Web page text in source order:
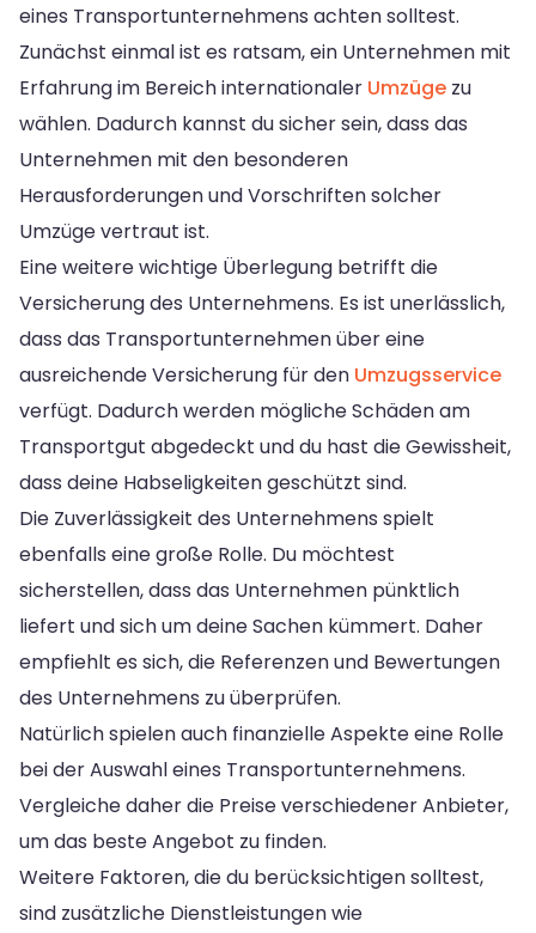
eines Transportunternehmens achten solltest.
Zunächst einmal ist es ratsam, ein Unternehmen mit
Erfahrung im Bereich internationaler Umzüge zu
wählen. Dadurch kannst du sicher sein, dass das
Unternehmen mit den besonderen
Herausforderungen und Vorschriften solcher
Umzüge vertraut ist.
Eine weitere wichtige Überlegung betrifft die
Versicherung des Unternehmens. Es ist unerlässlich,
dass das Transportunternehmen über eine
ausreichende Versicherung für den Umzugsservice
verfügt. Dadurch werden mögliche Schäden am
Transportgut abgedeckt und du hast die Gewissheit,
dass deine Habseligkeiten geschützt sind.
Die Zuverlässigkeit des Unternehmens spielt
ebenfalls eine große Rolle. Du möchtest
sicherstellen, dass das Unternehmen pünktlich
liefert und sich um deine Sachen kümmert. Daher
empfiehlt es sich, die Referenzen und Bewertungen
des Unternehmens zu überprüfen.
Natürlich spielen auch finanzielle Aspekte eine Rolle
bei der Auswahl eines Transportunternehmens.
Vergleiche daher die Preise verschiedener Anbieter,
um das beste Angebot zu finden.
Weitere Faktoren, die du berücksichtigen solltest,
sind zusätzliche Dienstleistungen wie